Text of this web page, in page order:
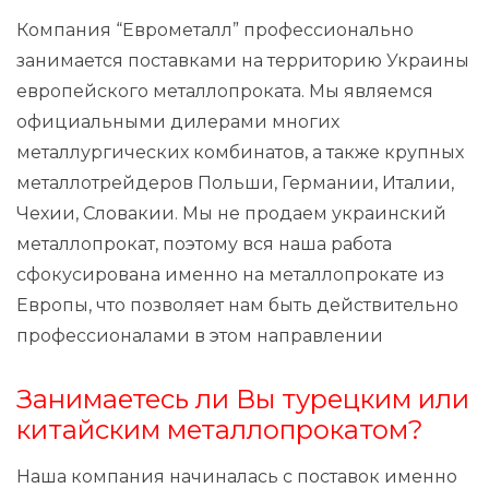
Компания “Еврометалл” профессионально
занимается поставками на территорию Украины
европейского металлопроката. Мы являемся
официальными дилерами многих
металлургических комбинатов, а также крупных
металлотрейдеров Польши, Германии, Италии,
Чехии, Словакии. Мы не продаем украинский
металлопрокат, поэтому вся наша работа
сфокусирована именно на металлопрокате из
Европы, что позволяет нам быть действительно
профессионалами в этом направлении
Занимаетесь ли Вы турецким или
китайским металлопрокатом?
Наша компания начиналась с поставок именно